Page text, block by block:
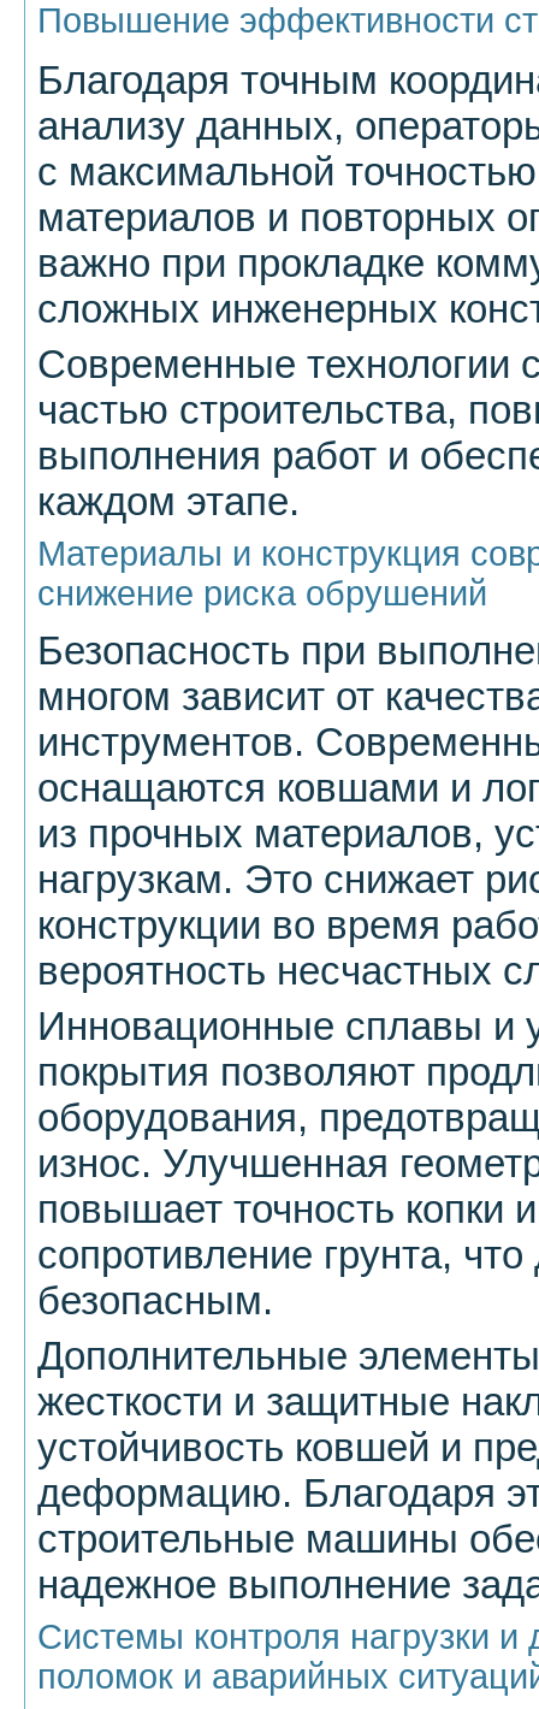
Повышение эффективности
Благодаря точным
анализу данных,
с максимальной
материалов и повторных
важно при прокладке
сложных инженерных
Современные технологии
частью строительства,
выполнения работ и
каждом этапе.
Материалы и конструкция
снижение риска обрушений
Безопасность при
многом зависит от
инструментов.
оснащаются ковшами и
из прочных материалов,
нагрузкам. Это снижает
конструкции во время
вероятность несчастных
Инновационные сплавы и
покрытия позволяют
оборудования,
износ. Улучшенная
повышает точность копки
сопротивление грунта,
безопасным.
Дополнительные
жесткости и защитные
устойчивость ковшей и
деформацию. Благодаря
строительные машины
надежное выполнение
Системы контроля нагрузки
поломок и аварийных